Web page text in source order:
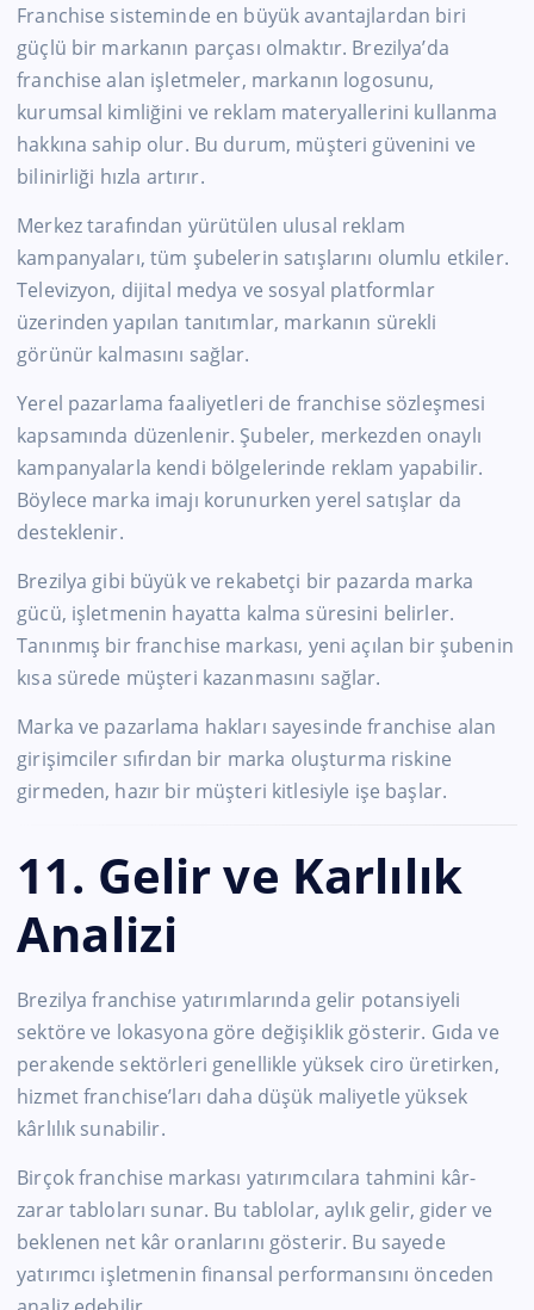
Franchise sisteminde en büyük avantajlardan biri
güçlü bir markanın parçası olmaktır. Brezilya’da
franchise alan işletmeler, markanın logosunu,
kurumsal kimliğini ve reklam materyallerini kullanma
hakkına sahip olur. Bu durum, müşteri güvenini ve
bilinirliği hızla artırır.
Merkez tarafından yürütülen ulusal reklam
kampanyaları, tüm şubelerin satışlarını olumlu etkiler.
Televizyon, dijital medya ve sosyal platformlar
üzerinden yapılan tanıtımlar, markanın sürekli
görünür kalmasını sağlar.
Yerel pazarlama faaliyetleri de franchise sözleşmesi
kapsamında düzenlenir. Şubeler, merkezden onaylı
kampanyalarla kendi bölgelerinde reklam yapabilir.
Böylece marka imajı korunurken yerel satışlar da
desteklenir.
Brezilya gibi büyük ve rekabetçi bir pazarda marka
gücü, işletmenin hayatta kalma süresini belirler.
Tanınmış bir franchise markası, yeni açılan bir şubenin
kısa sürede müşteri kazanmasını sağlar.
Marka ve pazarlama hakları sayesinde franchise alan
girişimciler sıfırdan bir marka oluşturma riskine
girmeden, hazır bir müşteri kitlesiyle işe başlar.
11. Gelir ve Karlılık
Analizi
Brezilya franchise yatırımlarında gelir potansiyeli
sektöre ve lokasyona göre değişiklik gösterir. Gıda ve
perakende sektörleri genellikle yüksek ciro üretirken,
hizmet franchise’ları daha düşük maliyetle yüksek
kârlılık sunabilir.
Birçok franchise markası yatırımcılara tahmini kâr-
zarar tabloları sunar. Bu tablolar, aylık gelir, gider ve
beklenen net kâr oranlarını gösterir. Bu sayede
yatırımcı işletmenin finansal performansını önceden